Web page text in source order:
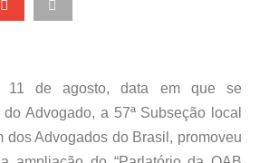
11 de agosto, data em que se
Advogado, a 57ª Subseção local
dos Advogados do Brasil, promoveu